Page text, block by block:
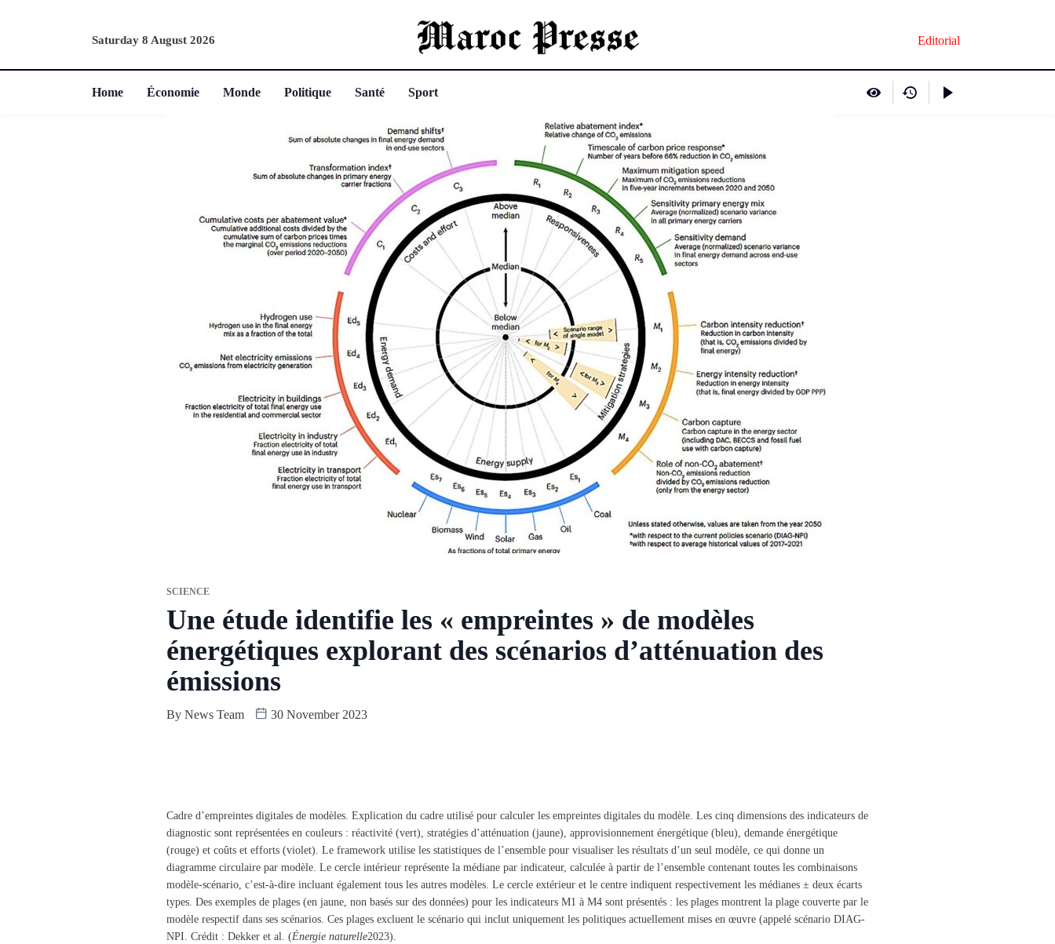
Saturday 8 August 2026 Editorial
Home Économie Monde Politique Santé Sport
SCIENCE
Une étude identifie les « empreintes » de modèles
énergétiques explorant des scénarios d’atténuation des
émissions
By News Team 30 November 2023
Cadre d’empreintes digitales de modèles. Explication du cadre utilisé pour calculer les empreintes digitales du modèle. Les cinq dimensions des indicateurs de
diagnostic sont représentées en couleurs : réactivité (vert), stratégies d’atténuation (jaune), approvisionnement énergétique (bleu), demande énergétique
(rouge) et coûts et efforts (violet). Le framework utilise les statistiques de l’ensemble pour visualiser les résultats d’un seul modèle, ce qui donne un
diagramme circulaire par modèle. Le cercle intérieur représente la médiane par indicateur, calculée à partir de l’ensemble contenant toutes les combinaisons
modèle-scénario, c’est-à-dire incluant également tous les autres modèles. Le cercle extérieur et le centre indiquent respectivement les médianes ± deux écarts
types. Des exemples de plages (en jaune, non basés sur des données) pour les indicateurs M1 à M4 sont présentés : les plages montrent la plage couverte par le
modèle respectif dans ses scénarios. Ces plages excluent le scénario qui inclut uniquement les politiques actuellement mises en œuvre (appelé scénario DIAG-
NPI. Crédit : Dekker et al. (Énergie naturelle2023).